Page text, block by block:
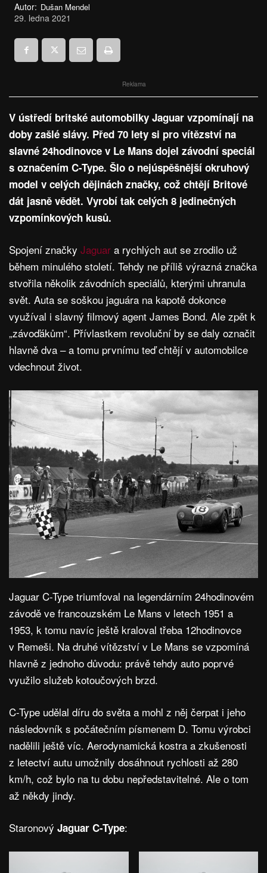
Autor: Dušan Mendel
29. ledna 2021
Reklama
V ústředí britské automobilky Jaguar vzpomínají na
doby zašlé slávy. Před 70 lety si pro vítězství na
slavné 24hodinovce v Le Mans dojel závodní speciál
s označením C-Type. Šlo o nejúspěšnější okruhový
model v celých dějinách značky, což chtějí Britové
dát jasně vědět. Vyrobí tak celých 8 jedinečných
vzpomínkových kusů.
Spojení značky Jaguar a rychlých aut se zrodilo už
během minulého století. Tehdy ne příliš výrazná značka
stvořila několik závodních speciálů, kterými uhranula
svět. Auta se soškou jaguára na kapotě dokonce
využíval i slavný filmový agent James Bond. Ale zpět k
„závoďákům“. Přívlastkem revoluční by se daly označit
hlavně dva – a tomu prvnímu teď chtějí v automobilce
vdechnout život.
Jaguar C-Type triumfoval na legendárním 24hodinovém
závodě ve francouzském Le Mans v letech 1951 a
1953, k tomu navíc ještě kraloval třeba 12hodinovce
v Remeši. Na druhé vítězství v Le Mans se vzpomíná
hlavně z jednoho důvodu: právě tehdy auto poprvé
využilo služeb kotoučových brzd.
C-Type udělal díru do světa a mohl z něj čerpat i jeho
následovník s počátečním písmenem D. Tomu výrobci
nadělili ještě víc. Aerodynamická kostra a zkušenosti
z letectví autu umožnily dosáhnout rychlosti až 280
km/h, což bylo na tu dobu nepředstavitelné. Ale o tom
až někdy jindy.
Staronový Jaguar C-Type: